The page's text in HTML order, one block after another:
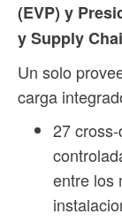
(EVP) y
y Supply
Un solo
carga
27
entre los